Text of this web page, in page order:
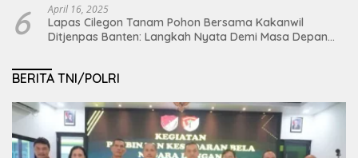
6 April 16, 2025
Lapas Cilegon Tanam Pohon Bersama Kakanwil
Ditjenpas Banten: Langkah Nyata Demi Masa Depan
BERITA TNI/POLRI